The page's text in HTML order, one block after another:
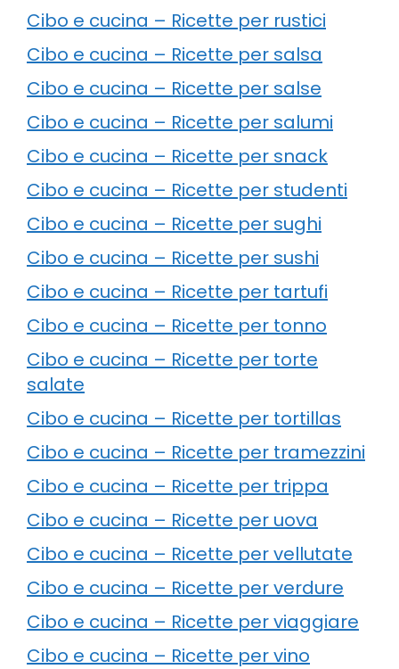
Cibo e cucina – Ricette per rustici
Cibo e cucina – Ricette per salsa
Cibo e cucina – Ricette per salse
Cibo e cucina – Ricette per salumi
Cibo e cucina – Ricette per snack
Cibo e cucina – Ricette per studenti
Cibo e cucina – Ricette per sughi
Cibo e cucina – Ricette per sushi
Cibo e cucina – Ricette per tartufi
Cibo e cucina – Ricette per tonno
Cibo e cucina – Ricette per torte
salate
Cibo e cucina – Ricette per tortillas
Cibo e cucina – Ricette per tramezzini
Cibo e cucina – Ricette per trippa
Cibo e cucina – Ricette per uova
Cibo e cucina – Ricette per vellutate
Cibo e cucina – Ricette per verdure
Cibo e cucina – Ricette per viaggiare
Cibo e cucina – Ricette per vino